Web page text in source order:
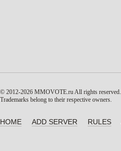
© 2012-2026 MMOVOTE.ruAll rights reserved.
Trademarks belong to their respective owners.
HOME ADD SERVER RULES